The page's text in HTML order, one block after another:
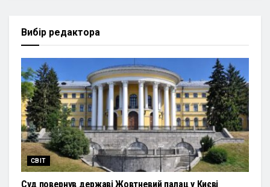
Вибір редактора
СВІТ
Суд повернув державі Жовтневий палац у Києві